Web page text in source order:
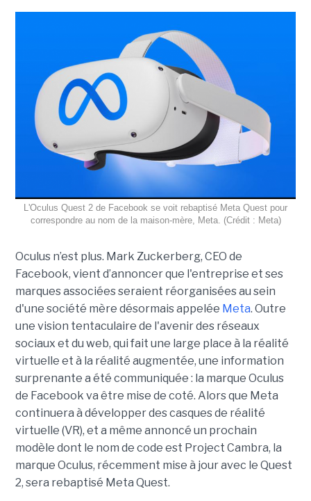
L'Oculus Quest 2 de Facebook se voit rebaptisé Meta Quest pour
correspondre au nom de la maison-mère, Meta. (Crédit : Meta)
Oculus n’est plus. Mark Zuckerberg, CEO de
Facebook, vient d’annoncer que l'entreprise et ses
marques associées seraient réorganisées au sein
d'une société mère désormais appelée Meta. Outre
une vision tentaculaire de l'avenir des réseaux
sociaux et du web, qui fait une large place à la réalité
virtuelle et à la réalité augmentée, une information
surprenante a été communiquée : la marque Oculus
de Facebook va être mise de coté. Alors que Meta
continuera à développer des casques de réalité
virtuelle (VR), et a même annoncé un prochain
modèle dont le nom de code est Project Cambra, la
marque Oculus, récemment mise à jour avec le Quest
2, sera rebaptisé Meta Quest.